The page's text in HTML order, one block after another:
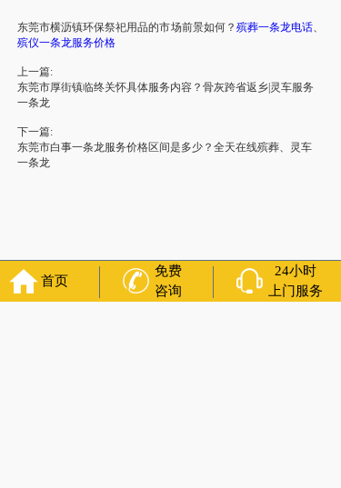
东莞市横沥镇环保祭祀用品的市场前景如何？ 殡葬一条龙电话
殡仪一条龙服务价格
上一篇:
东莞市厚街镇临终关怀具体服务内容？骨灰跨省返乡|灵车服务
一条龙
下一篇:
东莞市白事一条龙服务价格区间是多少？全天在线殡葬、灵车
一条龙
首页
免费
咨询
24小时
上门服务